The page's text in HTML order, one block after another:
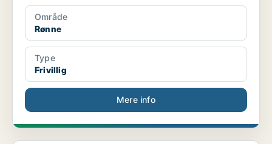
Område
Rønne
Type
Frivillig
Mere info